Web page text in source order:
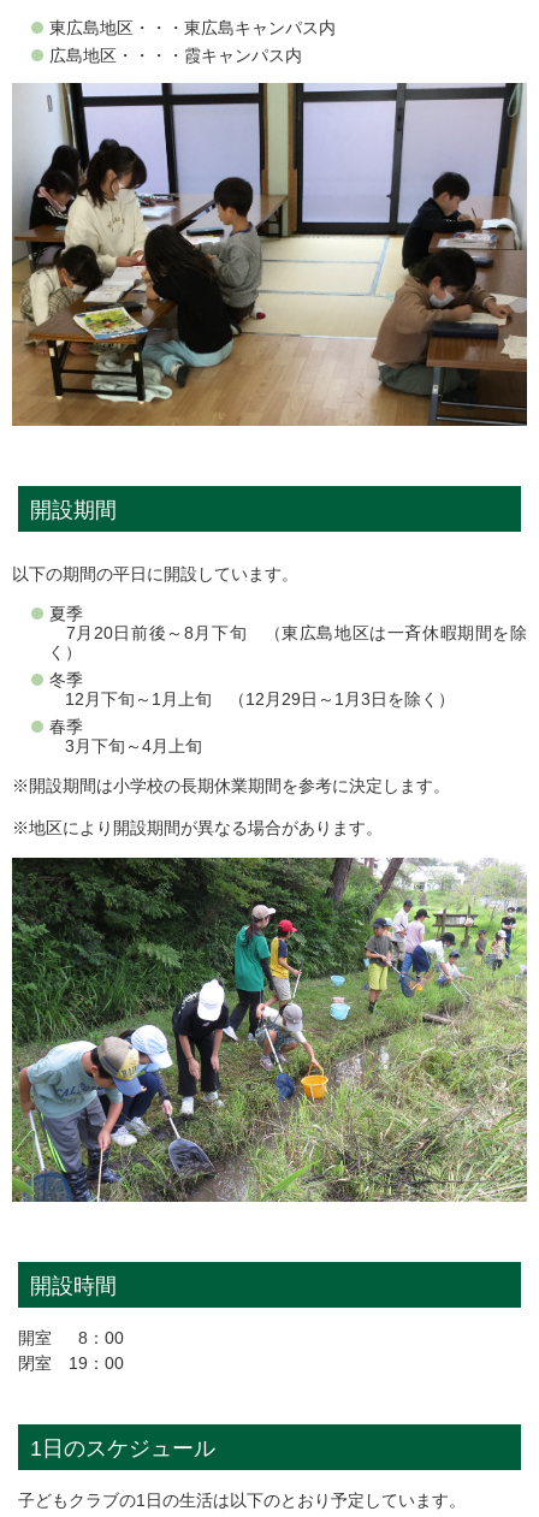
東広島地区・・・東広島キャンパス内
広島地区・・・・霞キャンパス内
開設期間
以下の期間の平日に開設しています。
夏季
7月20日前後～8月下旬 （東広島地区は一斉休暇期間を除
く）
冬季
12月下旬～1月上旬 （12月29日～1月3日を除く）
春季
3月下旬～4月上旬
※開設期間は小学校の長期休業期間を参考に決定します。
※地区により開設期間が異なる場合があります。
開設時間
開室 8：00
閉室 19：00
1日のスケジュール
子どもクラブの1日の生活は以下のとおり予定しています。